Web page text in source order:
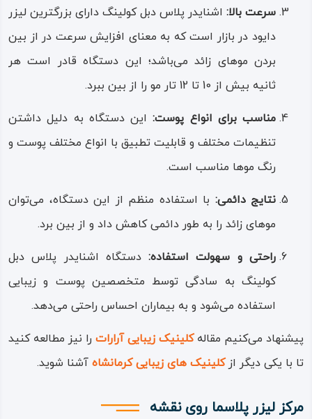
سرعت بالا: اشنایدر پلاس دبل کولینگ دارای بزرگترین لیزر
دایود در بازار است که به معنای افزایش سرعت در از بین
بردن موهای زائد می‌باشد؛ این دستگاه قادر است هر
ثانیه بیش از 10 تا 12 تار مو را از بین ببرد.
مناسب برای انواع پوست:این دستگاه به دلیل داشتن
تنظیمات مختلف و قابلیت تطبیق با انواع مختلف پوست و
رنگ موها مناسب است.
نتایج دائمی: با استفاده منظم از این دستگاه، می‌توان
موهای زائد را به طور دائمی کاهش داد و از بین برد.
راحتی و سهولت استفاده:دستگاه اشنایدر پلاس دبل
کولینگ به سادگی توسط متخصصین پوست و زیبایی
استفاده می‌شود و به بیماران احساس راحتی می‌دهد.
پیشنهاد می‌کنیم مقالهکلینیک زیبایی آرارات را نیز مطالعه کنید
تا با یکی دیگر ازکلینیک های زیبایی کرمانشاه آشنا شوید.
مرکز لیزر پلاسما روی نقشه